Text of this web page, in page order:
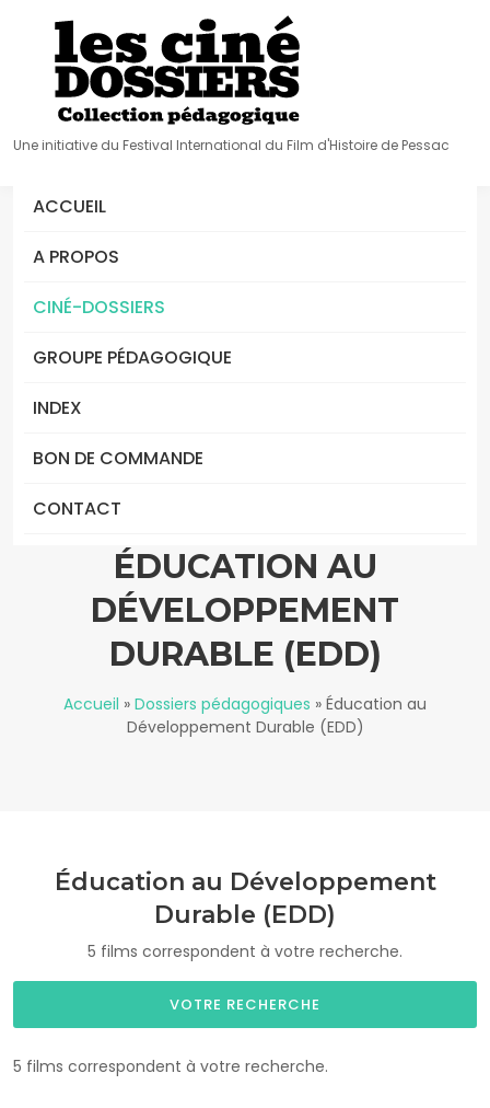
Une initiative du Festival International du Film d'Histoire de Pessac
ACCUEIL
A PROPOS
CINÉ-DOSSIERS
GROUPE PÉDAGOGIQUE
INDEX
BON DE COMMANDE
CONTACT
ÉDUCATION AU
DÉVELOPPEMENT
DURABLE (EDD)
Accueil » Dossiers pédagogiques » Éducation au
Développement Durable (EDD)
Éducation au Développement
Durable (EDD)
5 films correspondent à votre recherche.
VOTRE RECHERCHE
5 films correspondent à votre recherche.